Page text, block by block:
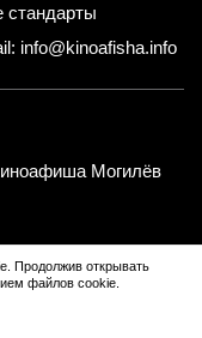
стандарты
info@kinoafisha.info
Могилёв
«Киноафиша».
разрешения
Продолжив открывать
файлов cookie.